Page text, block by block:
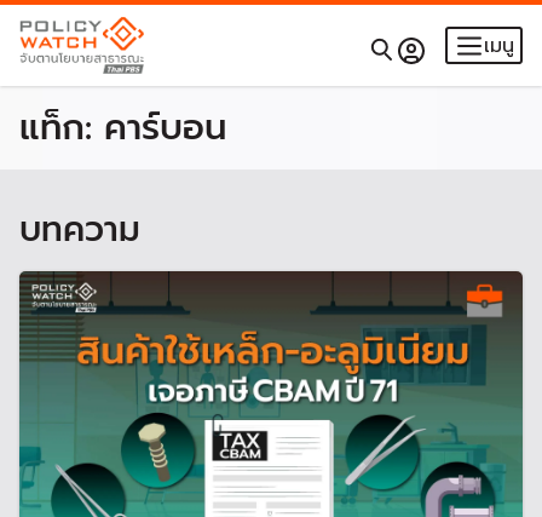
เมนู
แท็ก: คาร์บอน
บทความ